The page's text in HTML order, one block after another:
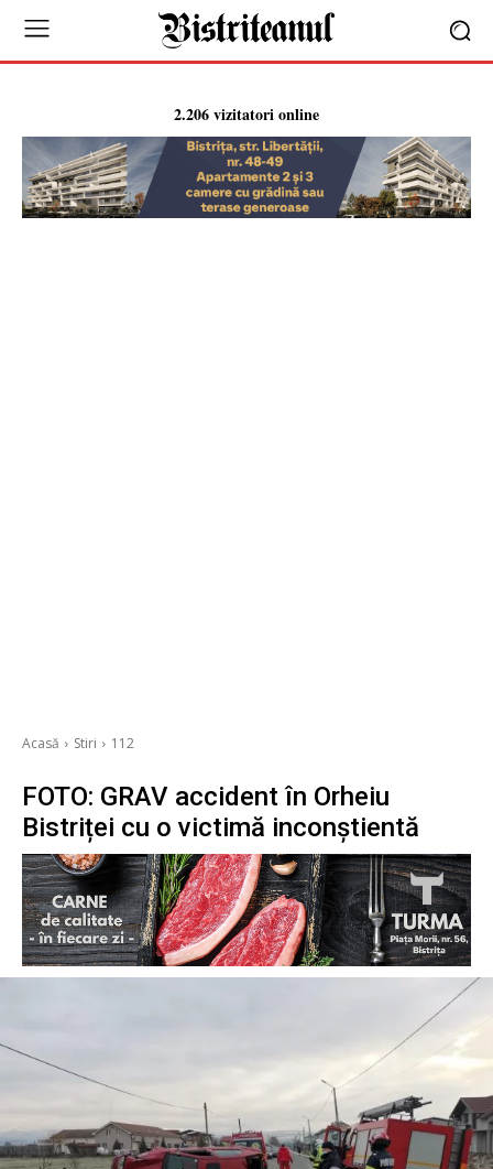
2.206 vizitatori online
Acasă Stiri 112
FOTO: GRAV accident în Orheiu
Bistriței cu o victimă inconștientă